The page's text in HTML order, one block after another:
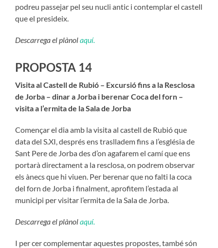
podreu passejar pel seu nucli antic i contemplar el castell
que el presideix.
Descarrega el plànolaquí.
PROPOSTA 14
Visita al Castell de Rubió – Excursió fins a la Resclosa
de Jorba – dinar a Jorba i berenar Coca del forn –
visita a l’ermita de la Sala de Jorba
Començar el dia amb la visita al castell de Rubió que
data del S.XI, després ens traslladem fins a l’església de
Sant Pere de Jorba des d’on agafarem el camí que ens
portarà directament a la resclosa, on podrem observar
els ànecs que hi viuen. Per berenar que no falti la coca
del forn de Jorba i finalment, aprofitem l’estada al
municipi per visitar l’ermita de la Sala de Jorba.
Descarrega el plànolaquí.
I per cer complementar aquestes propostes, també són